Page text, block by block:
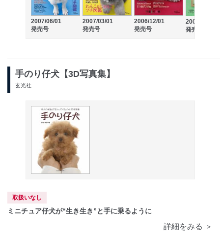
2007/06/01
発売号
2007/03/01
発売号
2006/12/01
発売号
2006/09/01
発売号
手のり仔犬【3D写真集】
玄光社
取扱いなし
ミニチュア仔犬が“生き生き”と手に乗るように
詳細をみる ＞